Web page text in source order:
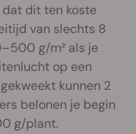
dat dit ten koste
van slechts 8
g/m² als je
op een
kunnen 2
belonen je begin
g/plant.